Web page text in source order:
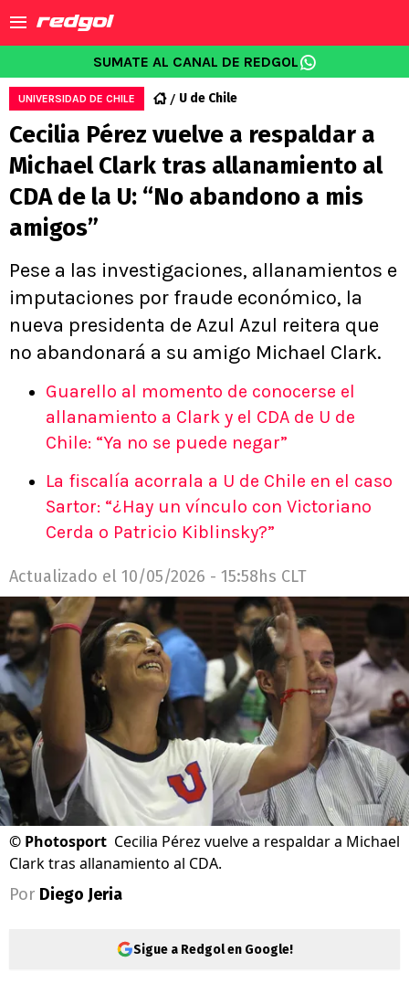
SUMATE AL CANAL DE REDGOL
UNIVERSIDAD DE CHILE U de Chile
Cecilia Pérez vuelve a respaldar a
Michael Clark tras allanamiento al
CDA de la U: “No abandono a mis
amigos”
Pese a las investigaciones, allanamientos e
imputaciones por fraude económico, la
nueva presidenta de Azul Azul reitera que
no abandonará a su amigo Michael Clark.
Guarello al momento de conocerse el
allanamiento a Clark y el CDA de U de
Chile: “Ya no se puede negar”
La fiscalía acorrala a U de Chile en el caso
Sartor: “¿Hay un vínculo con Victoriano
Cerda o Patricio Kiblinsky?”
Actualizado el 10/05/2026 - 15:58hs CLT
© Photosport Cecilia Pérez vuelve a respaldar a Michael
Clark tras allanamiento al CDA.
Por Diego Jeria
Sigue a Redgol en Google!